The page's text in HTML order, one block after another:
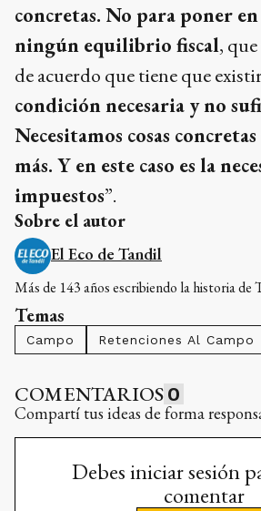
concretas. No para poner
ningún equilibrio fiscal,
de acuerdo que tiene que
condición necesaria y no
Necesitamos cosas
más. Y en este caso es la
impuestos”.
Sobre el autor
El Eco de Tandil
Más de 143 años escribiendo la historia de
Temas
Campo Retenciones Al Campo
COMENTARIOS 0
Compartí tus ideas de forma
Debes iniciar sesión
comentar